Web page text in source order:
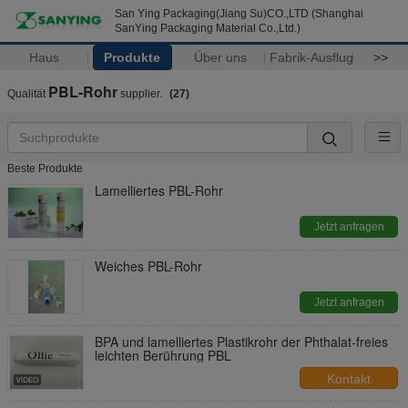
San Ying Packaging(Jiang Su)CO.,LTD (Shanghai
SanYing Packaging Material Co.,Ltd.)
Haus Produkte Über uns Fabrik-Ausflug >>
Qualität PBL-Rohr supplier. (27)
Beste Produkte
Lamelliertes PBL-Rohr
Jetzt anfragen
Weiches PBL-Rohr
Jetzt anfragen
BPA und lamelliertes Plastikrohr der Phthalat-freies
leichten Berührung PBL
Kontakt